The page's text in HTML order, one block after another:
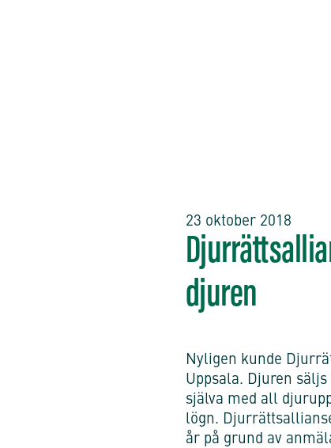
23 oktober 2018
djuren
Nyligen kunde
Uppsala. Djuren
själva med all
lögn.
år på grund av